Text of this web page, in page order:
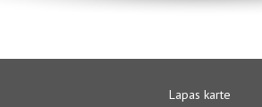
Lapas karte